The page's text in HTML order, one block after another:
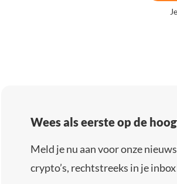
Wees als eerste op de
Meld je nu aan voor onze
crypto’s, rechtstreeks in je